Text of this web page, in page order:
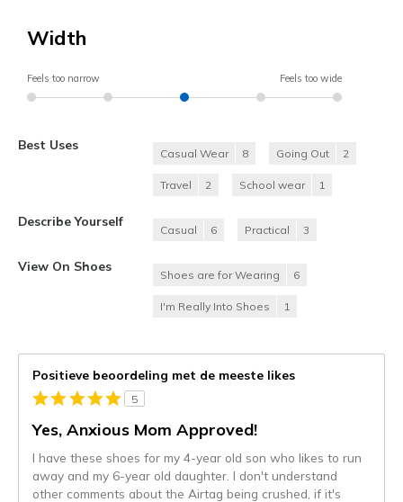
Width
Feels too narrow Feels too wide
Best Uses
Casual Wear 8 Going Out 2
Travel 2 School wear 1
Describe Yourself
Casual 6 Practical 3
View On Shoes
Shoes are for Wearing 6
I'm Really Into Shoes 1
Positieve beoordeling met de meeste likes
5
Yes, Anxious Mom Approved!
I have these shoes for my 4-year old son who likes to run
away and my 6-year old daughter. I don't understand
other comments about the Airtag being crushed, if it's